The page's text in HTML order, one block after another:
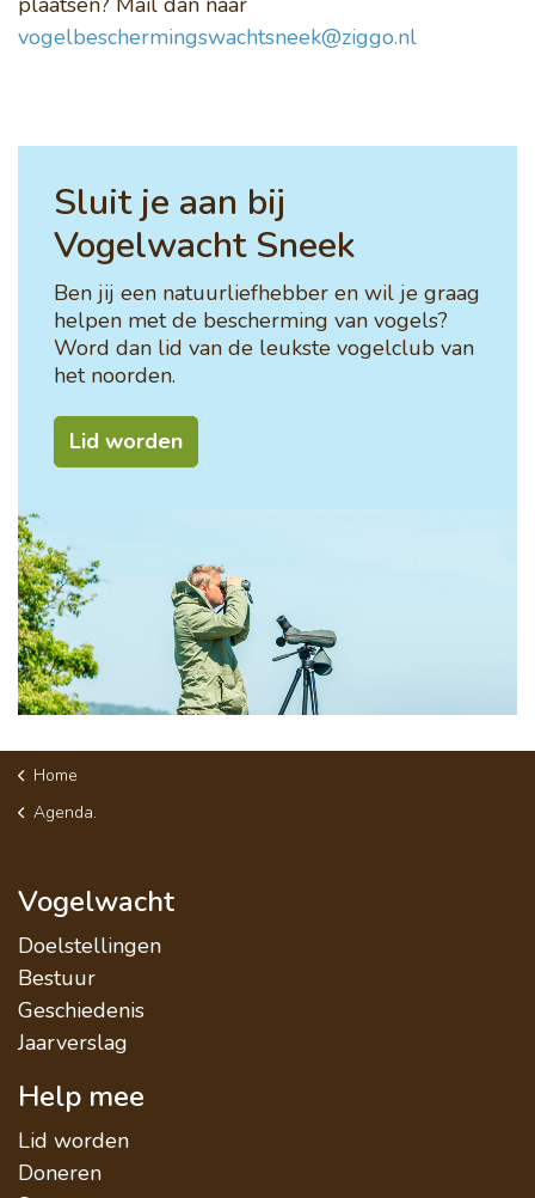
vogelbeschermingswachtsneek@ziggo.nl
Sluit je aan bij
Vogelwacht Sneek
Ben jij een natuurliefhebber en wil je graag
helpen met de bescherming van vogels?
Word dan lid van de leukste vogelclub van
het noorden.
Lid worden
Home
Agenda.
Vogelwacht
Doelstellingen
Bestuur
Geschiedenis
Jaarverslag
Help mee
Lid worden
Doneren